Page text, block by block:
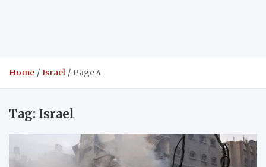
Home Israel Page 4
Tag: Israel